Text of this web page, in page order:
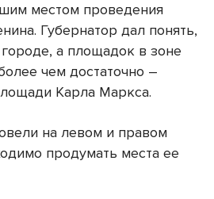
местом проведения
Губернатор дал понять,
а площадок в зоне
чем достаточно –
Карла Маркса.
на левом и правом
продумать места ее